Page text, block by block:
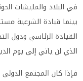
في البلاد والمليشات
بينما قبادة الشرعية
القيادة الرئاسي ودول
الذي لن ياتي إلى يوم
فإذا كان المجتمع